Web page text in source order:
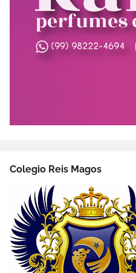
Colegio Reis Magos